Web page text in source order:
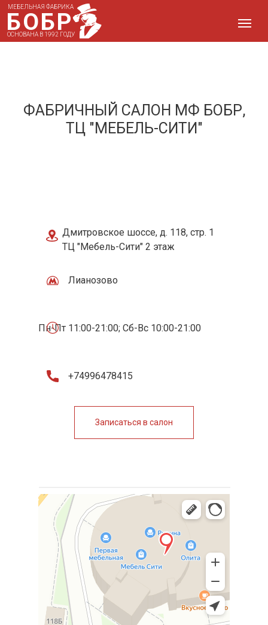
МЕБЕЛЬНАЯ ФАБРИКА
ОСНОВАНА В 1992 ГОДУ
БОБР
ФАБРИЧНЫЙ САЛОН МФ БОБР,
ТЦ "МЕБЕЛЬ-СИТИ"
Дмитровское шоссе, д. 118, стр. 1
ТЦ "Мебель-Сити" 2 этаж
Пн-Пт 11:00-21:00; Сб-Вс 10:00-21:00
Лианозово
+74996478415
Записаться в салон